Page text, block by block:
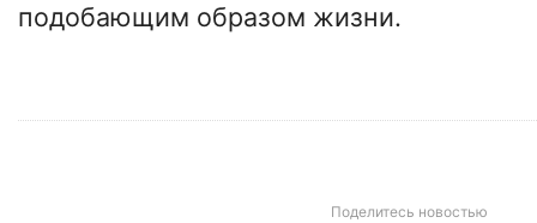
подобающим образом жизни.
Поделитесь новостью